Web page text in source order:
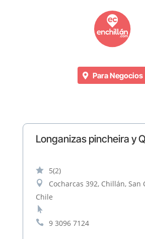
Para Negocios
Longanizas pincheira y
 5(2)

Cocharcas 392, Chillán, San
Chile


9 3096 7124